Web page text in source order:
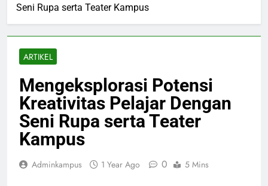
Seni Rupa serta Teater Kampus
ARTIKEL
Mengeksplorasi Potensi
Kreativitas Pelajar Dengan
Seni Rupa serta Teater
Kampus
Adminkampus 1 Year Ago 0 5 Mins